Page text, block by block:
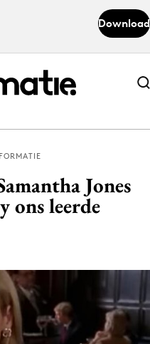
Download
Abonneer nu
Abonneer nu
app
via de Adformatie
Jones
ons leerde